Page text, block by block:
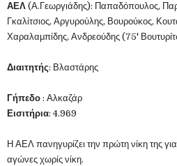
ΑΕΛ (Α.Γεωργιάδης): Παπαδόπουλος,
Γκαλίτσιος, Αργυρούλης, Βουρούκος,
Χαραλαμπίδης, Ανδρεούδης (75'
Διαιτητής: Βλαστάρης
Γήπεδο : Αλκαζάρ
Εισιτήρια: 4.969
Η ΑΕΛ πανηγυρίζει την πρώτη νίκη της
αγώνες χωρίς νίκη.